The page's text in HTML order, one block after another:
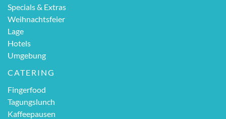
Specials & Extras
Weihnachtsfeier
Lage
Hotels
Umgebung
CATERING
Fingerfood
Tagungslunch
Kaffeepausen